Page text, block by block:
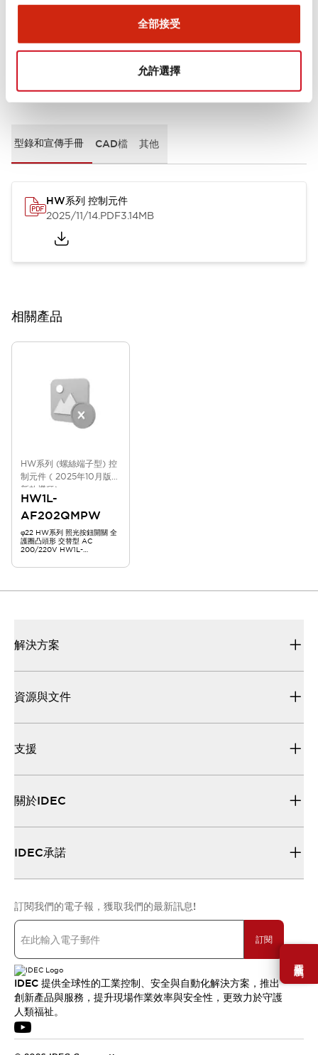
全部接受
允許選擇
需要幫助嗎？
安裝和安裝規範
文件和檔案
型錄和宣傳手冊 CAD檔 其他
HW系列 控制元件
2025/11/14.PDF3.14MB
相關產品
HW系列 (螺絲端子型) 控
制元件 ( 2025年10月版
新款機種)
HW1L-
AF202QMPW
φ22 HW系列 照光按鈕開關 全
護圈凸頭形 交替型 AC
200/220V HW1L-
解決方案
資源與文件
支援
關於IDEC
IDEC承諾
訂閱我們的電子報，獲取我們的最新訊息!
訂閱
IDEC 提供全球性的工業控制、安全與自動化解決方案，推出
創新產品與服務，提升現場作業效率與安全性，更致力於守護
人類福祉。